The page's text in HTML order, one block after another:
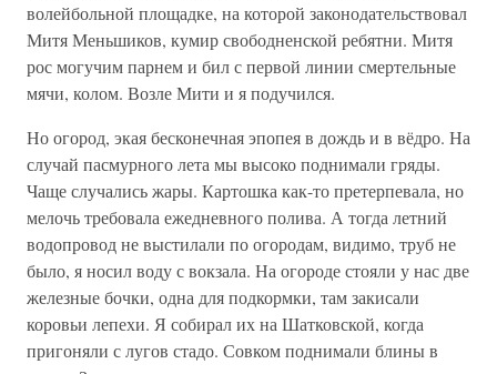
волейбольной площадке, на которой законодательствовал
Митя Меньшиков, кумир свободненской ребятни. Митя
рос могучим парнем и бил с первой линии смертельные
мячи, колом. Возле Мити и я подучился.
Но огород, экая бесконечная эпопея в дождь и в вёдро. На
случай пасмурного лета мы высоко поднимали гряды.
Чаще случались жары. Картошка как-то претерпевала, но
мелочь требовала ежедневного полива. А тогда летний
водопровод не выстилали по огородам, видимо, труб не
было, я носил воду с вокзала. На огороде стояли у нас две
железные бочки, одна для подкормки, там закисали
коровьи лепехи. Я собирал их на Шатковской, когда
пригоняли с лугов стадо. Совком поднимали блины в